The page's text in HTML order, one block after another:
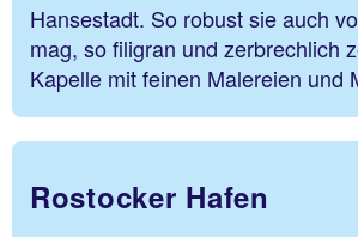
Hansestadt. So robust sie auch
mag, so filigran und zerbrechlich
Kapelle mit feinen Malereien und
Rostocker Hafen